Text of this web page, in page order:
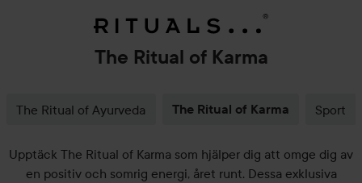
The Ritual of Karma
The Ritual of Ayurveda The Ritual of Karma Sport
Upptäck The Ritual of Karma som hjälper dig att omge dig av
en positiv och somrig energi, året runt. Dessa exklusiva